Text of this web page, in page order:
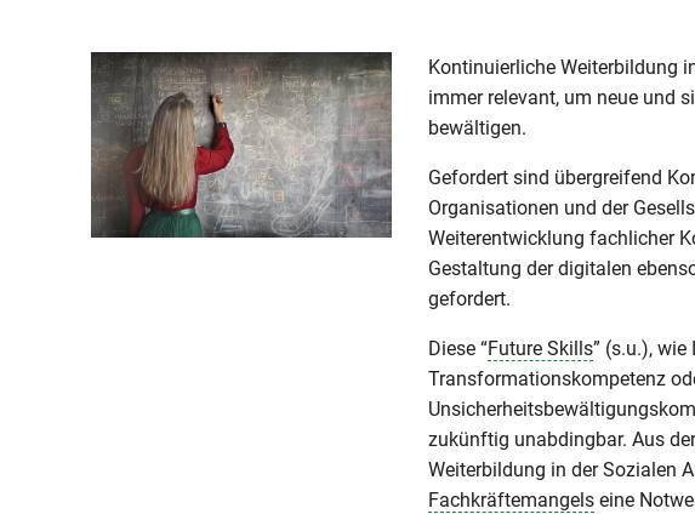
Kontinuierliche Weiterbildung
immer relevant, um neue und
bewältigen.
Gefordert sind übergreifend
Organisationen und der
Weiterentwicklung fachlicher
Gestaltung der digitalen
gefordert.
Diese “Future Skills” (s.u.),
Transformationskompetenz
zukünftig unabdingbar. Aus
Weiterbildung in der Sozialen
Fachkräftemangelseine